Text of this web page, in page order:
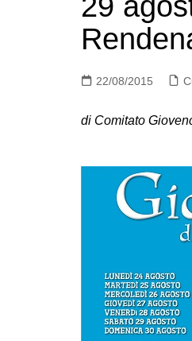
22/08/2015
di Comitato